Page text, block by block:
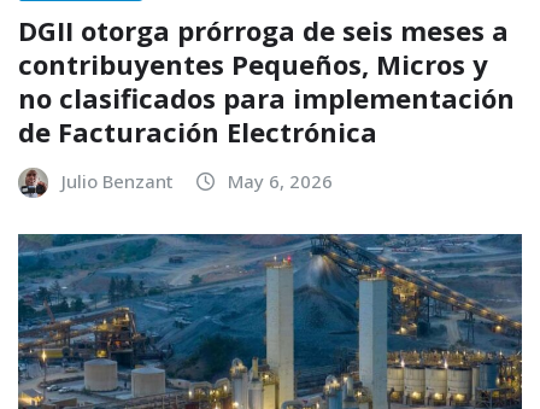
DGII otorga prórroga de seis meses a
contribuyentes Pequeños, Micros y
no clasificados para implementación
de Facturación Electrónica
Julio Benzant May 6, 2026